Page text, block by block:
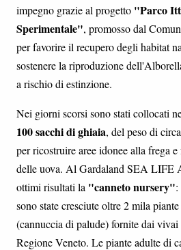
impegno grazie al progetto "Parco
Sperimentale", promosso dal
per favorire il recupero degli habitat
sostenere la riproduzione
a rischio di estinzione.
Nei giorni scorsi sono stati collocati
100 sacchi di ghiaia, del peso di
per ricostruire aree idonee alla frega
delle uova. Al Gardaland SEA LIFE
ottimi risultati la "canneto nursery":
sono state cresciute oltre 2 mila
(cannuccia di palude) fornite dai
Regione Veneto. Le piante adulte di